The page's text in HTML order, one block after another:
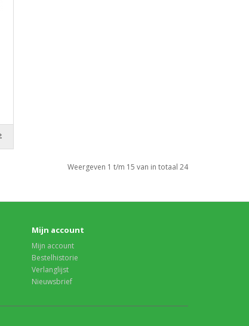
Weergeven 1 t/m 15 van in totaal 24
Mijn account
Mijn account
Bestelhistorie
Verlanglijst
Nieuwsbrief